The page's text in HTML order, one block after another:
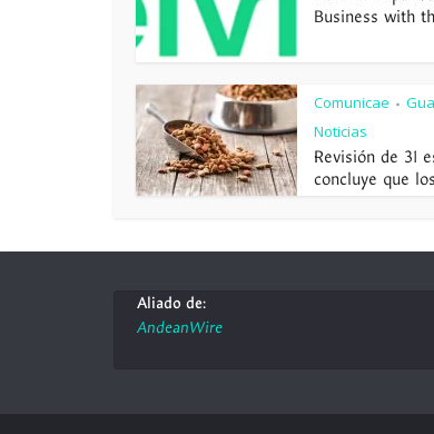
Business with
Comunicae •
Noticias
Revisión de 31
concluye que
Aliado de:
AndeanWire